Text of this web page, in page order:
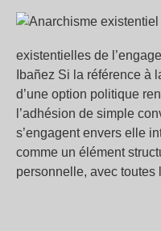
existentielles de
Ibañez Si la référence à
d’une option politique
l’adhésion de simple
s’engagent envers elle
comme un élément
personnelle, avec